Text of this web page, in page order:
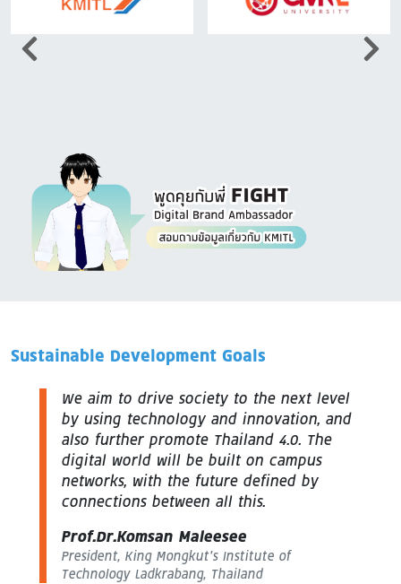
Sustainable Development Goals
We aim to drive society to the next level
by using technology and innovation, and
also further promote Thailand 4.0. The
digital world will be built on campus
networks, with the future defined by
connections between all this.
Prof.Dr.Komsan Maleesee
President, King Mongkut’s Institute of
Technology Ladkrabang, Thailand